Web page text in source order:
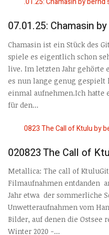
07.01.25: Chamasin
Chamasin ist ein Stück des
spiele es eigentlich schon
live. Im letzten Jahr gehörte
es nun lange genug gespielt
einmal aufnehmen.Ich hatte
für den...
020823 The Call of
Metallica: The call of
Filmaufnahmen entdanden
Jahr etwa der sommerliche
Unwetteraufnahmen vom
Bilder, auf denen die
Winter 2020 -...